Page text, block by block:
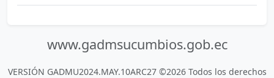
www.gadmsucumbios.gob.ec
VERSIÓN GADMU2024.MAY.10ARC27 ©2026 Todos los derechos